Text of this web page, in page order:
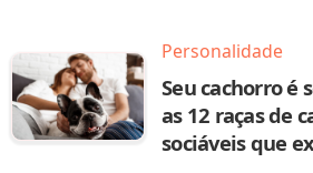
Personalidade
Seu cachorro é
as 12 raças de
sociáveis que